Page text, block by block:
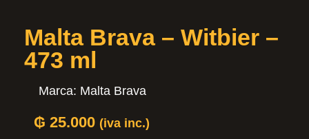
Malta Brava – Witbier –
473 ml
Marca: Malta Brava
₲ 25.000 (iva inc.)